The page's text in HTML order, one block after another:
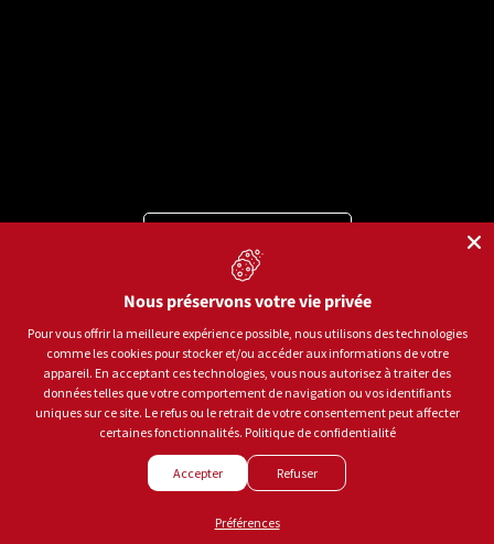
Moyens de paiement acceptés
Langue
© 2026Sports aux Puces Rive-Sud.Tous droits réservés.
Politique de confidentialitéConditions d'utilisation
Gestion des témoins
Créé parLEADHOUSE
Nous préservons votre vie privée
Pour vous offrir la meilleure expérience possible, nous utilisons des technologies
comme les cookies pour stocker et/ou accéder aux informations de votre
appareil. En acceptant ces technologies, vous nous autorisez à traiter des
données telles que votre comportement de navigation ou vos identifiants
uniques sur ce site. Le refus ou le retrait de votre consentement peut affecter
certaines fonctionnalités. Politique de confidentialité
Accepter Refuser
Préférences